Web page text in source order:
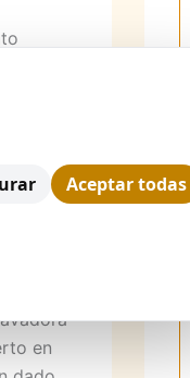
y
en
Aceptar todas